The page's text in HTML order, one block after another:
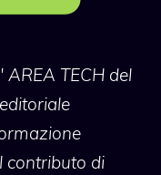
AREA TECH del
contributo di